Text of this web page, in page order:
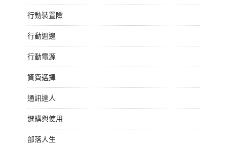
行動裝置險
行動週邊
行動電源
資費選擇
通訊達人
選購與使用
部落人生